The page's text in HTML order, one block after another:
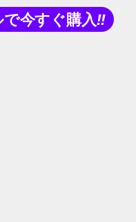
で今すぐ購入!!